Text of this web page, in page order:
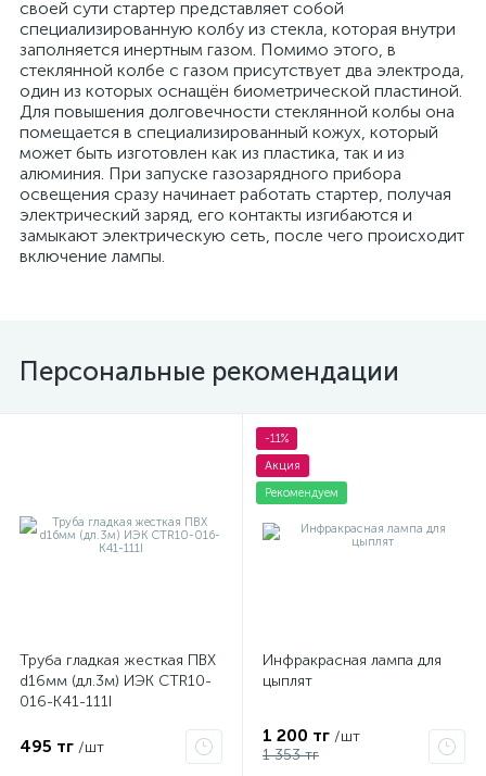
своей сути стартер представляет собой
специализированную колбу из стекла, которая внутри
заполняется инертным газом. Помимо этого, в
стеклянной колбе с газом присутствует два электрода,
один из которых оснащён биометрической пластиной.
Для повышения долговечности стеклянной колбы она
помещается в специализированный кожух, который
может быть изготовлен как из пластика, так и из
алюминия. При запуске газозарядного прибора
освещения сразу начинает работать стартер, получая
электрический заряд, его контакты изгибаются и
замыкают электрическую сеть, после чего происходит
включение лампы.
Персональные рекомендации
Труба гладкая жесткая ПВХ
d16мм (дл.3м) ИЭК CTR10-
016-K41-111I
495 тг /шт
-11%
Акция
Рекомендуем
Инфракрасная лампа для
цыплят
1 200 тг /шт
1 353 тг